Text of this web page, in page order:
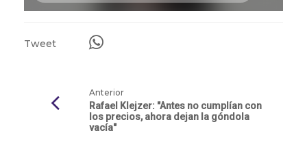
Tweet
Anterior
Rafael Klejzer: "Antes no cumplían con
los precios, ahora dejan la góndola
vacía"